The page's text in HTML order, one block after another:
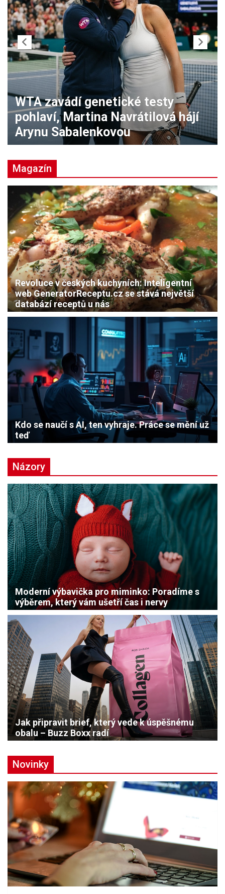
Zalužnyj: Rusko vyvinulo
protiopatření proti zbraňovým
systémům NATO
Magazín
Revoluce v českých kuchyních: Inteligentní
web GeneratorReceptu.cz se stává největší
databází receptů u nás
Kdo se naučí s AI, ten vyhraje. Práce se mění už
teď
Názory
Moderní výbavička pro miminko: Poradíme s
výběrem, který vám ušetří čas i nervy
Jak připravit brief, který vede k úspěšnému
obalu – Buzz Boxx radí
Novinky